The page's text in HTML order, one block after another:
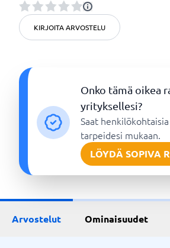
KIRJOITA ARVOSTELU
Onko tämä oikea
yrityksellesi?
Saat
tarpeidesi mukaan.
LÖYDÄ SOPIVA
Arvostelut Ominaisuudet